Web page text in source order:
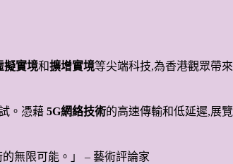
擬實境和擴增實境等尖端科技,為香港觀眾帶
。憑藉 5G網絡技術的高速傳輸和低延遲,展
無限可能。」 – 藝術評論家